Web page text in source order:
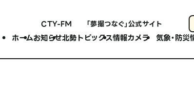
CTY-FM 「夢撮つなぐ」公式サイト
ホームお知らせ北勢トピックス情報カメラ 気象・防災